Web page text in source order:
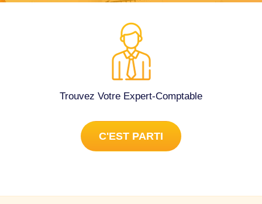
Trouvez Votre Expert-Comptable
C'EST PARTI